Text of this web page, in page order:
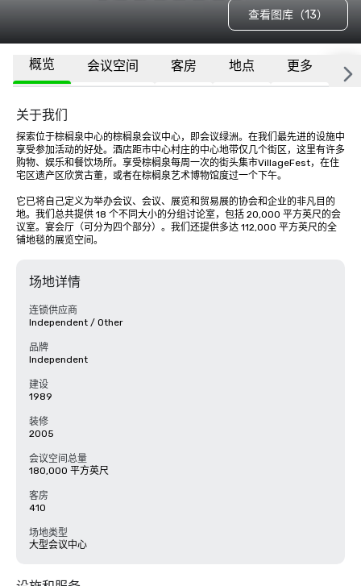
查看图库（13）
概览 会议空间 客房 地点 更多 常
关于我们
探索位于棕榈泉中心的棕榈泉会议中心，即会议绿洲。在我们最先进的设施中
享受参加活动的好处。酒店距市中心村庄的中心地带仅几个街区，这里有许多
购物、娱乐和餐饮场所。享受棕榈泉每周一次的街头集市VillageFest，在住
宅区遗产区欣赏古董，或者在棕榈泉艺术博物馆度过一个下午。
它已将自己定义为举办会议、会议、展览和贸易展的协会和企业的非凡目的
地。我们总共提供 18 个不同大小的分组讨论室，包括 20,000 平方英尺的会
议室。宴会厅（可分为四个部分）。我们还提供多达 112,000 平方英尺的全
铺地毯的展览空间。
场地详情
连锁供应商
Independent / Other
品牌
Independent
建设
1989
装修
2005
会议空间总量
180,000 平方英尺
客房
410
场地类型
大型会议中心